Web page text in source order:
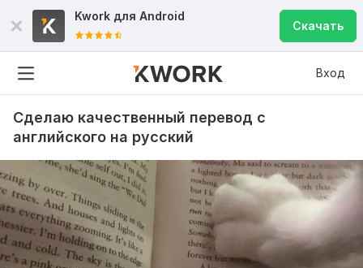
Kwork для Android
Скачать
Вход
Сделаю качественный перевод с
английского на русский